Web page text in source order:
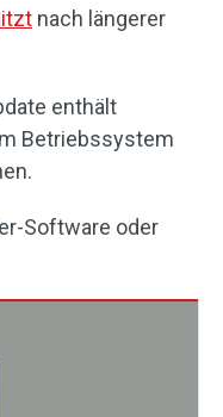
nach längerer
enthält
Betriebssystem
Software oder